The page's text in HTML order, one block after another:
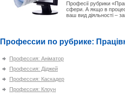
Професії рубрики
сфери. А якщо в
ваш вид діяльності –
Профессии по рубрике:
Профессия: Аніматор
Профессия: Діджей
Профессия: Каскадер
Профессия: Клоун